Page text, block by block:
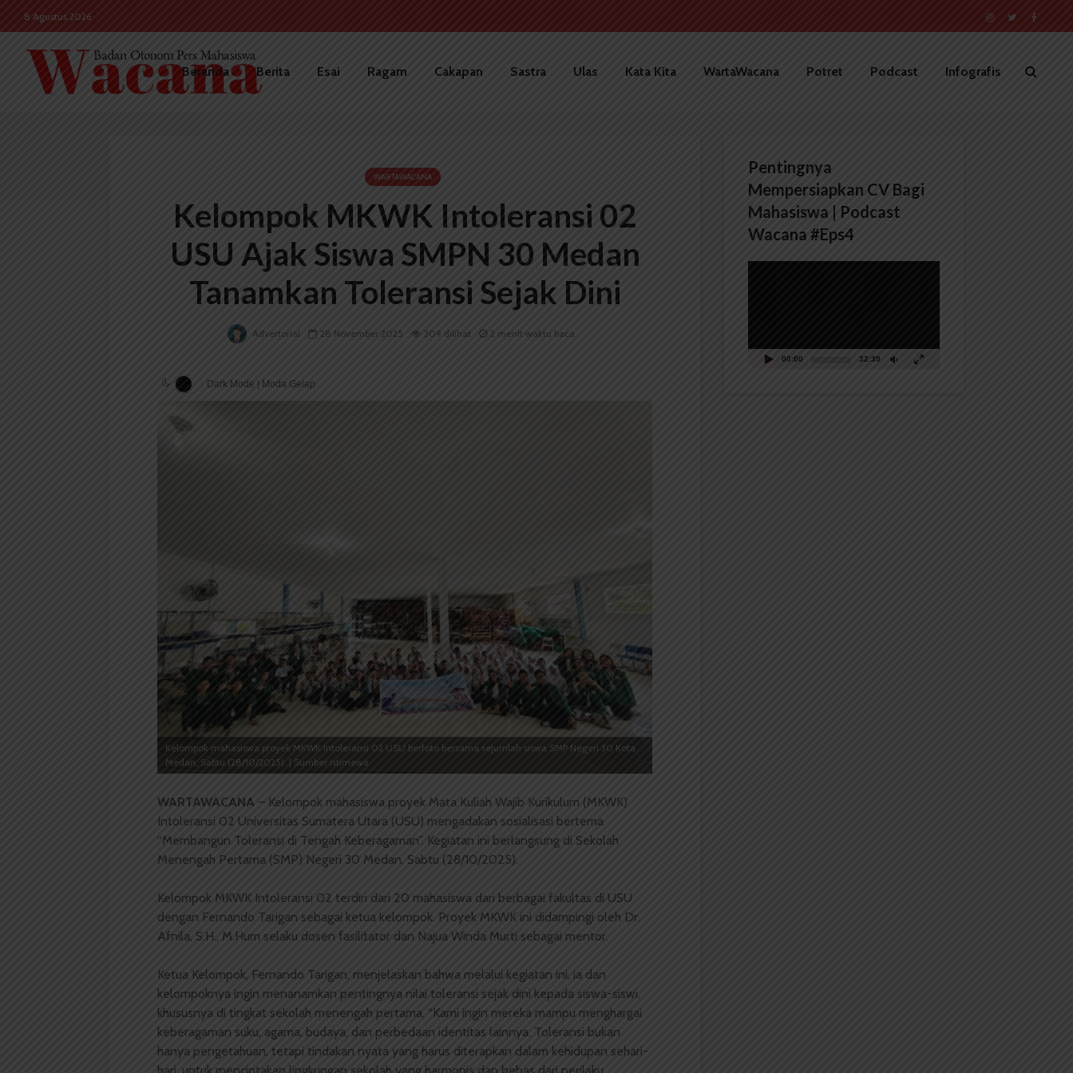
8 Agustus 2026
Beranda Berita Esai Ragam Cakapan Sastra Ulas Kata Kita WartaWacana Potret Podcast Infografis
WARTAWACANA
Kelompok MKWK Intoleransi 02
USU Ajak Siswa SMPN 30 Medan
Tanamkan Toleransi Sejak Dini
Advertorial 28 November 2025 309 dilihat 2 menit waktu baca
Dark Mode | Moda Gelap
Kelompok mahasiswa proyek MKWK Intoleransi 02 USU berfoto bersama sejumlah siswa SMP Negeri 30 Kota
Medan, Sabtu (28/10/2025). | Sumber Istimewa
WARTAWACANA – Kelompok mahasiswa proyek Mata Kuliah Wajib Kurikulum (MKWK)
Intoleransi 02 Universitas Sumatera Utara (USU) mengadakan sosialisasi bertema
“Membangun Toleransi di Tengah Keberagaman”. Kegiatan ini berlangsung di Sekolah
Menengah Pertama (SMP) Negeri 30 Medan, Sabtu (28/10/2025).
Kelompok MKWK Intoleransi 02 terdiri dari 20 mahasiswa dari berbagai fakultas di USU
dengan Fernando Tarigan sebagai ketua kelompok. Proyek MKWK ini didampingi oleh Dr.
Afnila, S.H., M.Hum selaku dosen fasilitator dan Najua Winda Murti sebagai mentor.
Ketua Kelompok, Fernando Tarigan, menjelaskan bahwa melalui kegiatan ini, ia dan
kelompoknya ingin menanamkan pentingnya nilai toleransi sejak dini kepada siswa-siswi,
khususnya di tingkat sekolah menengah pertama. “Kami ingin mereka mampu menghargai
keberagaman suku, agama, budaya, dan perbedaan identitas lainnya. Toleransi bukan
hanya pengetahuan, tetapi tindakan nyata yang harus diterapkan dalam kehidupan sehari-
hari, untuk menciptakan lingkungan sekolah yang harmonis dan bebas dari perilaku
Pentingnya
Mempersiapkan CV Bagi
Mahasiswa | Podcast
Wacana #Eps4
00:00 32:39